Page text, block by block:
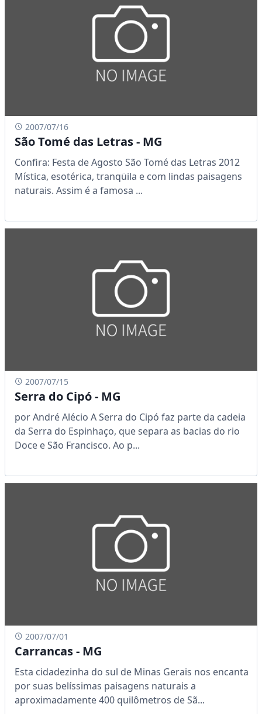
2007/07/16
São Tomé das Letras - MG
Confira: Festa de Agosto São Tomé das Letras 2012
Mística, esotérica, tranqüila e com lindas paisagens
naturais. Assim é a famosa ...
2007/07/15
Serra do Cipó - MG
por André Alécio A Serra do Cipó faz parte da cadeia
da Serra do Espinhaço, que separa as bacias do rio
Doce e São Francisco. Ao p...
2007/07/01
Carrancas - MG
Esta cidadezinha do sul de Minas Gerais nos encanta
por suas belíssimas paisagens naturais a
aproximadamente 400 quilômetros de Sã...